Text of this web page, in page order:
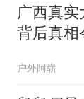
广西真
背后真相
户外阿崭